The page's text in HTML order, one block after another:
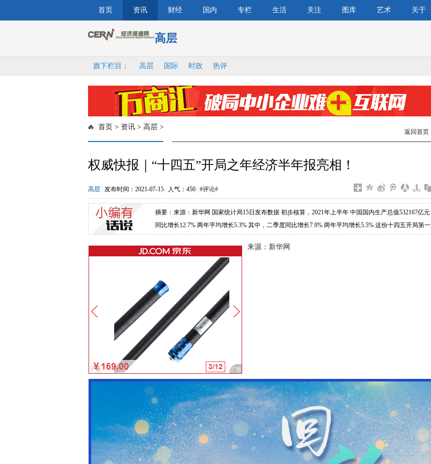
首页 资讯 财经 国内 专栏 生活 关注 图库 艺术 关于
高层
旗下栏目： 高层 国际 时政 热评
首页 > 资讯 > 高层 >
返回首页
权威快报｜“十四五”开局之年经济半年报亮相！
高层 发布时间：2021-07-15 人气： 450 #评论#
摘要：来源：新华网 国家统计局15日发布数据 初步核算，2021年上半年 中国国内生产总值532167亿元
同比增长12.7% 两年平均增长5.3% 其中，二季度同比增长7.9% 两年平均增长5.5% 这份十四五开局第一
来源：新华网